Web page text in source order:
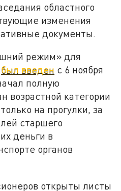
областного
изменения
документы.
режим» для
был введен с 6 ноября
полную
возрастной категории
на прогулки, за
старшего
деньги в
органов
открыты листы